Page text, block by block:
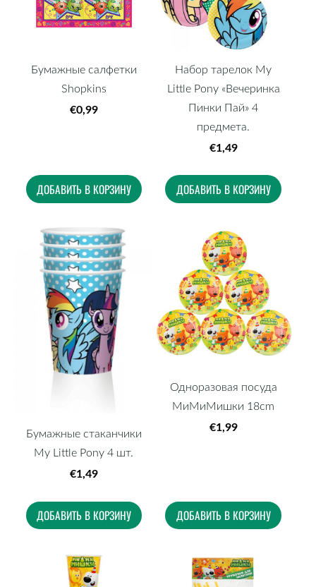
Бумажные салфетки
Shopkins
€0,99
ДОБАВИТЬ В КОРЗИНУ
Набор тарелок My
Little Pony «Вечеринка
Пинки Пай» 4
предмета.
€1,49
ДОБАВИТЬ В КОРЗИНУ
Бумажные стаканчики
My Little Pony 4 шт.
€1,49
ДОБАВИТЬ В КОРЗИНУ
Одноразовая посуда
МиМиМишки 18cm
€1,99
ДОБАВИТЬ В КОРЗИНУ